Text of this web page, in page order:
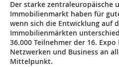
Der starke zentraleuropäische
Immobilienmarkt haben für
wenn sich die Entwicklung auf
Immobilienmärkten
36.000 Teilnehmer der 16.
Netzwerken und Business an
Mittelpunkt.